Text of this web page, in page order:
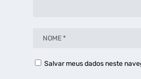
Salvar meus dados neste